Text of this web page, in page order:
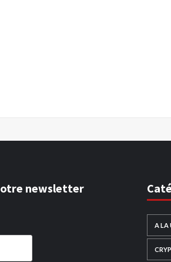
newsletter
A LA